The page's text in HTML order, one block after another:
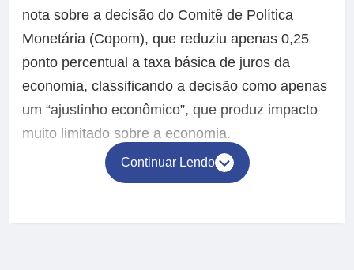
nota sobre a decisão do Comitê de Política
Monetária (Copom), que reduziu apenas 0,25
ponto percentual a taxa básica de juros da
economia, classificando a decisão como apenas
um “ajustinho econômico”, que produz impacto
muito limitado sobre a economia.
Continuar Lendo